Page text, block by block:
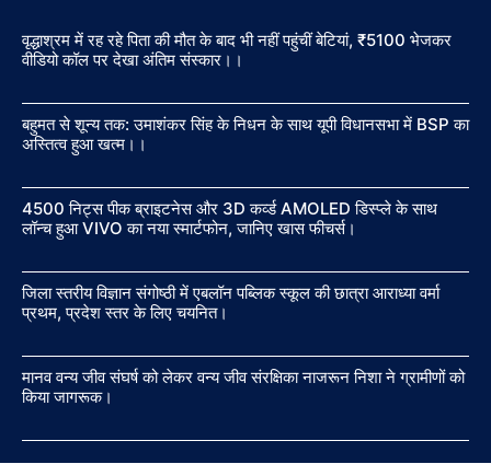
वृद्धाश्रम में रह रहे पिता की मौत के बाद भी नहीं पहुंचीं बेटियां, ₹5100 भेजकर
वीडियो कॉल पर देखा अंतिम संस्कार।।
बहुमत से शून्य तक: उमाशंकर सिंह के निधन के साथ यूपी विधानसभा में BSP का
अस्तित्व हुआ खत्म।।
4500 निट्स पीक ब्राइटनेस और 3D कर्व्ड AMOLED डिस्प्ले के साथ
लॉन्च हुआ VIVO का नया स्मार्टफोन, जानिए खास फीचर्स।
जिला स्तरीय विज्ञान संगोष्ठी में एबलॉन पब्लिक स्कूल की छात्रा आराध्या वर्मा
प्रथम, प्रदेश स्तर के लिए चयनित।
मानव वन्य जीव संघर्ष को लेकर वन्य जीव संरक्षिका नाजरून निशा ने ग्रामीणों को
किया जागरूक।